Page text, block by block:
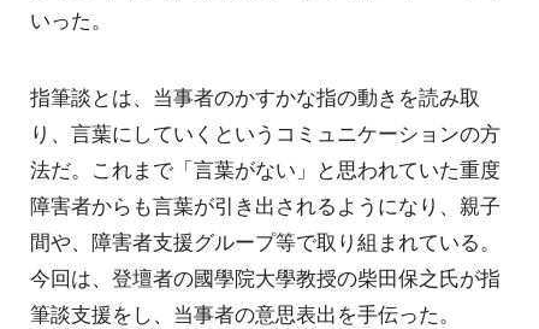
いった。
指筆談とは、当事者のかすかな指の動きを読み取
り、言葉にしていくというコミュニケーションの方
法だ。これまで「言葉がない」と思われていた重度
障害者からも言葉が引き出されるようになり、親子
間や、障害者支援グループ等で取り組まれている。
今回は、登壇者の國學院大學教授の柴田保之氏が指
筆談支援をし、当事者の意思表出を手伝った。